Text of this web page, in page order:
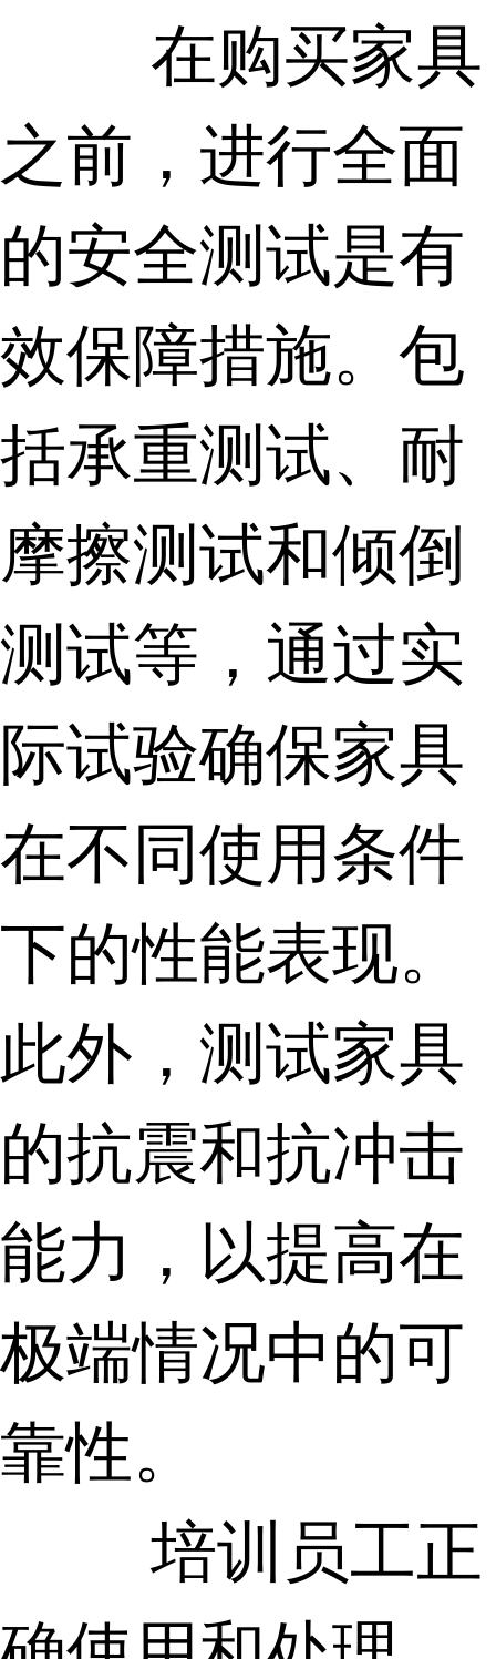
在购买家具
之前，进行全面
的安全测试是有
效保障措施。包
括承重测试、耐
摩擦测试和倾倒
测试等，通过实
际试验确保家具
在不同使用条件
下的性能表现。
此外，测试家具
的抗震和抗冲击
能力，以提高在
极端情况中的可
靠性。
培训员工正